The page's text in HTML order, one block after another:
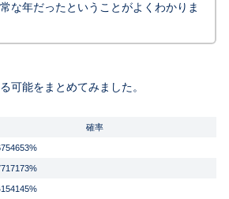
な年だったということがよくわかりま
可能をまとめてみました。
確率